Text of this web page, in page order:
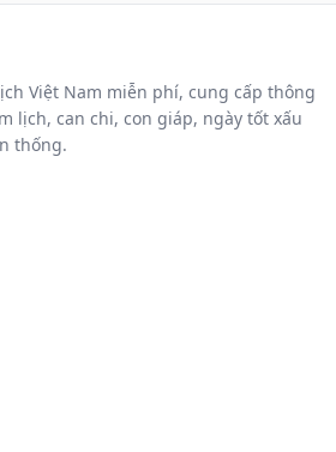
Việt Nam miễn phí, cung cấp thông
lịch, can chi, con giáp, ngày tốt xấu
thống.